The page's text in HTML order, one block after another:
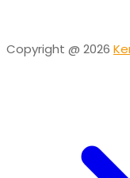
Copyright @ 2026